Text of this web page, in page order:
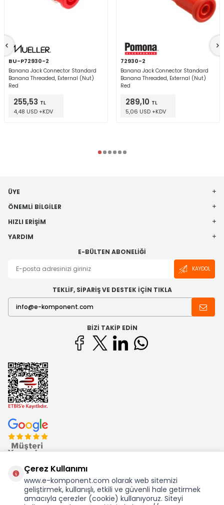
BU-P72930-2
Banana Jack Connector Standard
Banana Threaded, External (Nut)
Red
255,53 TL
4,48 USD +KDV
72930-2
Banana Jack Connector Standard
Banana Threaded, External (Nut)
Red
289,10 TL
5,06 USD +KDV
ÜYE
ÖNEMLI BILGILER
HIZLI ERIŞIM
YARDIM
E-BÜLTEN ABONELIĞI
KAYDOL
TEKLİF, SİPARİŞ VE DESTEK İÇİN TIKLA
BIZI TAKIP EDIN
Ekom Elk. Elektronik San. ve Tic. A.Ş.'nin Tescilli Bir Markasıdır
Çerez Kullanımı
www.e-komponent.com olarak web sitemizi
geliştirmek, kullanışlı, etkili ve güvenli hale getirmek
amacıyla çerezler (cookie) kullanıyoruz. Siteyi